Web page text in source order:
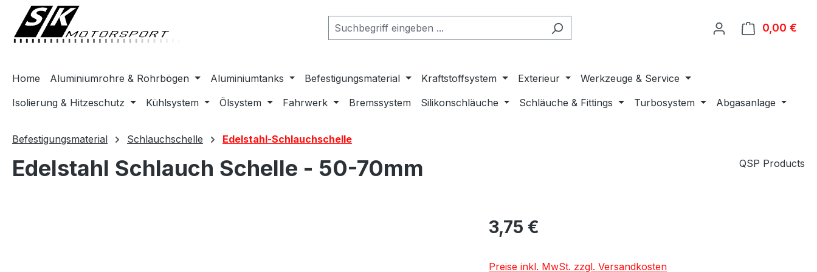
Zur Hauptnavigation springen
0,00 €
Home Aluminiumrohre & Rohrbögen Aluminiumtanks Befestigungsmaterial Kraftstoffsystem Exterieur
Werkzeuge & Service
Isolierung & Hitzeschutz
Kühlsystem Ölsystem Fahrwerk Bremssystem Silikonschläuche Schläuche & Fittings Turbosystem Abgasanlage
Befestigungsmaterial Schlauchschelle Edelstahl-Schlauchschelle
Edelstahl Schlauch Schelle - 50-70mm QSP Products
3,75 €
Preise inkl. MwSt. zzgl. Versandkosten